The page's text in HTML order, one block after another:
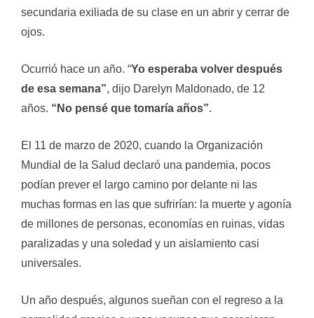
secundaria exiliada de su clase en un abrir y cerrar de
ojos.
Ocurrió hace un año. “Yo esperaba volver después
de esa semana”, dijo Darelyn Maldonado, de 12
años. “No pensé que tomaría años”.
El 11 de marzo de 2020, cuando la Organización
Mundial de la Salud declaró una pandemia, pocos
podían prever el largo camino por delante ni las
muchas formas en las que sufrirían: la muerte y agonía
de millones de personas, economías en ruinas, vidas
paralizadas y una soledad y un aislamiento casi
universales.
Un año después, algunos sueñan con el regreso a la